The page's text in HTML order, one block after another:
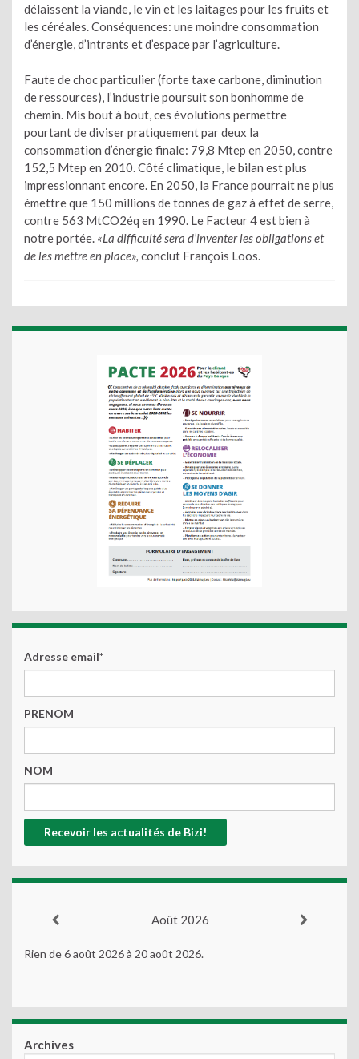
délaissent la viande, le vin et les laitages pour les fruits et
les céréales. Conséquences: une moindre consommation
d’énergie, d’intrants et d’espace par l’agriculture.
Faute de choc particulier (forte taxe carbone, diminution
de ressources), l’industrie poursuit son bonhomme de
chemin. Mis bout à bout, ces évolutions permettre
pourtant de diviser pratiquement par deux la
consommation d’énergie finale: 79,8 Mtep en 2050, contre
152,5 Mtep en 2010. Côté climatique, le bilan est plus
impressionnant encore. En 2050, la France pourrait ne plus
émettre que 150 millions de tonnes de gaz à effet de serre,
contre 563 MtCO2éq en 1990. Le Facteur 4 est bien à
notre portée. «La difficulté sera d’inventer les obligations et
de les mettre en place», conclut François Loos.
Adresse email*
PRENOM
NOM
Août 2026
Rien de 6 août 2026 à 20 août 2026.
Archives